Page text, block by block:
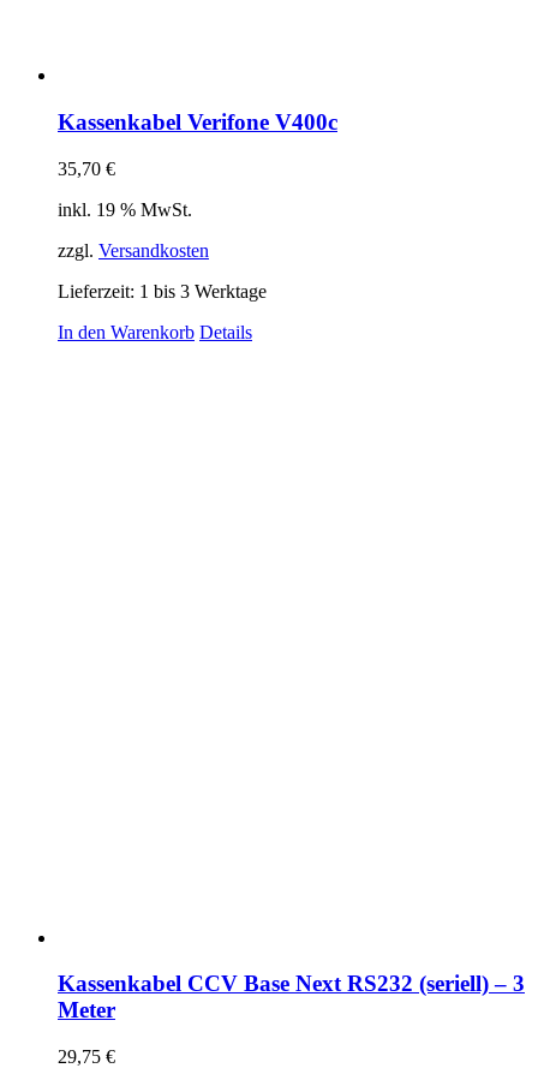
Kassenkabel Verifone V400c
35,70 €
inkl. 19 % MwSt.
zzgl. Versandkosten
Lieferzeit: 1 bis 3 Werktage
In den Warenkorb Details
Kassenkabel CCV Base Next RS232 (seriell) – 3
Meter
29,75 €